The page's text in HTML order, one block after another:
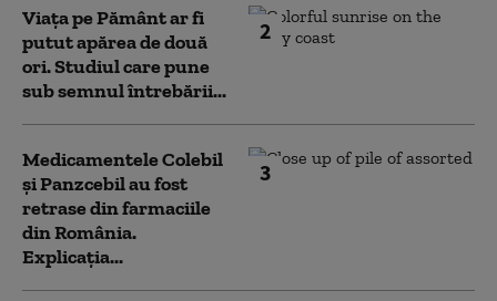
2
Viața pe Pământ ar fi
putut apărea de două
ori. Studiul care pune
sub semnul întrebării...
3
Medicamentele Colebil
și Panzcebil au fost
retrase din farmaciile
din România.
Explicația...